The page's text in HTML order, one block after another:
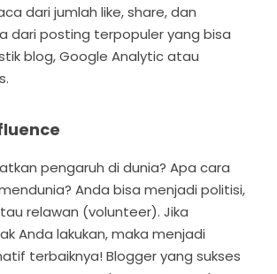
dari jumlah like, share, dan
dari posting terpopuler yang bisa
blog, Google Analytic atau
pengaruh di dunia? Apa cara
Anda bisa menjadi politisi,
relawan (volunteer). Jika
Anda lakukan, maka menjadi
terbaiknya! Blogger yang sukses